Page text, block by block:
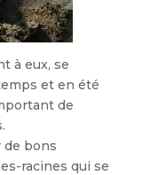
à eux, se
et en été
de
de bons
racines qui se